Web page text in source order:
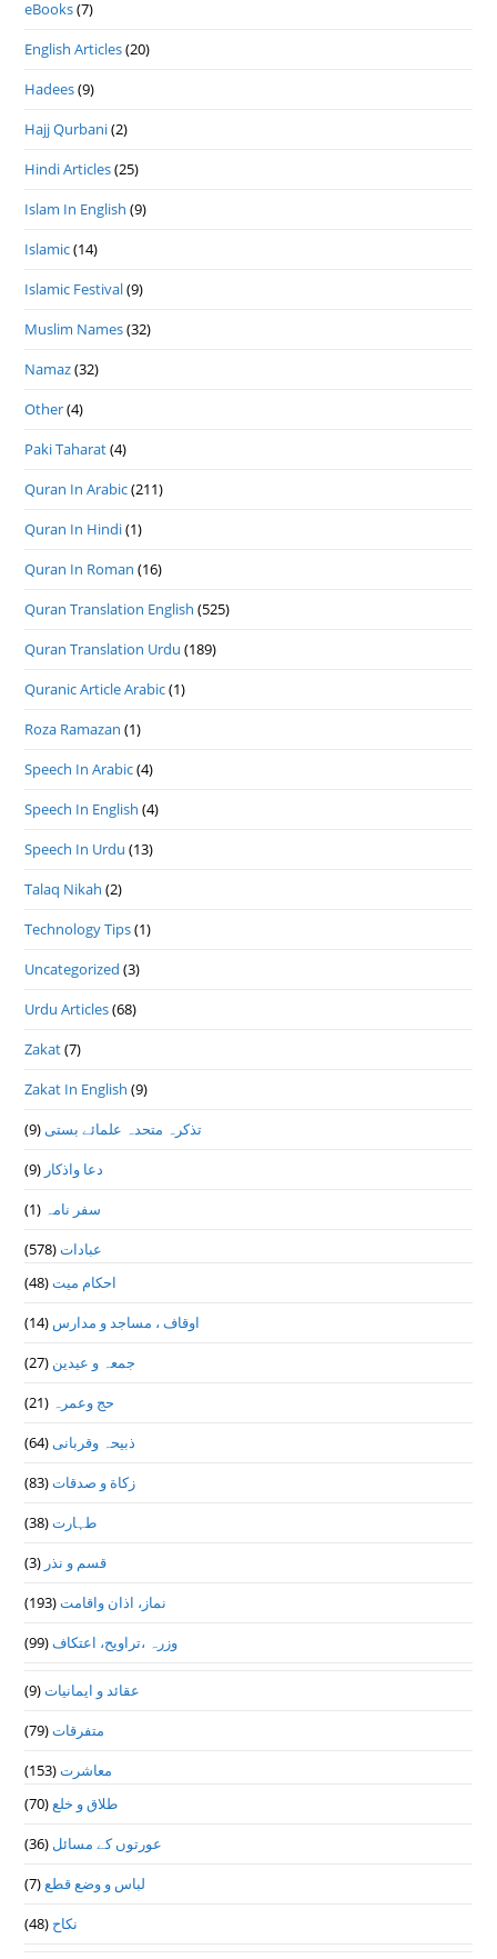
eBooks(7)
English Articles(20)
Hadees(9)
Hajj Qurbani(2)
Hindi Articles(25)
Islam In English (9)
Islamic(14)
Islamic Festival(9)
Muslim Names(32)
Namaz(32)
Other(4)
Paki Taharat(4)
Quran In Arabic(211)
Quran In Hindi(1)
Quran In Roman (16)
Quran Translation English (525)
Quran Translation Urdu (189)
Quranic Article Arabic(1)
Roza Ramazan (1)
Speech In Arabic(4)
Speech In English (4)
Speech In Urdu (13)
Talaq Nikah (2)
Technology Tips(1)
Uncategorized (3)
Urdu Articles(68)
Zakat(7)
Zakat In English (9)
تذكرہ متحدہ علمائے بستى(9)
دعا واذكار (9)
سفر نامہ (1)
عبادات(578)
احکام میت(48)
اوقاف ، مساجد و مدارس (14)
جمعہ و عیدین (27)
حج وعمرہ (21)
ذبیحہ وقربانی(64)
زکاة و صدقات(83)
طہارت(38)
قسم و نذر (3)
نماز، اذان واقامت(193)
وزرہ ،تراويح، اعتكاف(99)
عقائد و ایمانیات(9)
متفرقات(79)
معاشرت(153)
طلاق و خلع(70)
عورتوں کے مسائل (36)
لباس و وضع قطع(7)
نکاح (48)